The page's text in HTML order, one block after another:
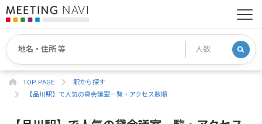
TOP PAGE
駅から探す
【品川駅】で人気の貸会議室一覧・アクセス数順